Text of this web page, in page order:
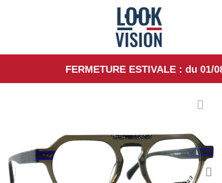
FERMETURE ESTIVALE : du 01/08/